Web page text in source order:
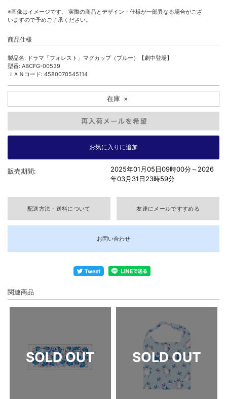
※画像はイメージです。 実際の商品とデザイン・仕様が一部異なる場合がござ
いますので予めご了承ください。
商品仕様
製品名: ドラマ「フォレスト」マグカップ（ブルー）【劇中登場】
型番: ABCFG-00539
ＪＡＮコード: 4580070545114
在庫 ×
販売期間: 2025年01月05日09時00分～2026
年03月31日23時59分
配送方法・送料について 友達にメールですすめる
お問い合わせ
関連商品